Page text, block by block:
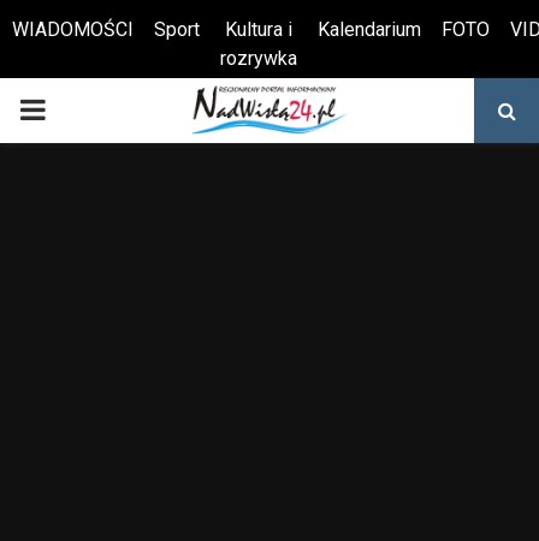
Otwórz pasek narzędzi
WIADOMOŚCI Sport
Kultura i
rozrywka
Kalendarium FOTO
PRIMARY